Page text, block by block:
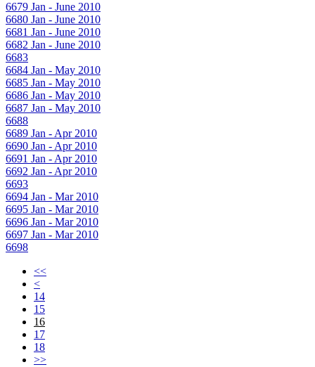
6679 Jan - June 2010
6680 Jan - June 2010
6681 Jan - June 2010
6682 Jan - June 2010
6683
6684 Jan - May 2010
6685 Jan - May 2010
6686 Jan - May 2010
6687 Jan - May 2010
6688
6689 Jan - Apr 2010
6690 Jan - Apr 2010
6691 Jan - Apr 2010
6692 Jan - Apr 2010
6693
6694 Jan - Mar 2010
6695 Jan - Mar 2010
6696 Jan - Mar 2010
6697 Jan - Mar 2010
6698
<<
<
14
15
16
17
18
>>